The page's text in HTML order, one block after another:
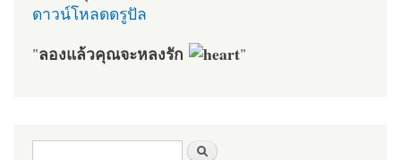
ดาวน์โหลดดรูปัล
"ลองแล้วคุณจะหลงรัก "
ฟอร์มค้นหา